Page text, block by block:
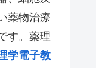
薬物治療
す。薬理
学電子教